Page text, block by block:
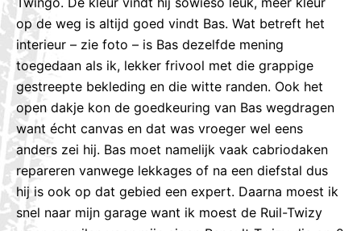
op de weg is altijd goed vindt Bas. Wat betreft het
interieur – zie foto – is Bas dezelfde mening
toegedaan als ik, lekker frivool met die grappige
gestreepte bekleding en die witte randen. Ook het
open dakje kon de goedkeuring van Bas wegdragen
want écht canvas en dat was vroeger wel eens
anders zei hij. Bas moet namelijk vaak cabriodaken
repareren vanwege lekkages of na een diefstal dus
hij is ook op dat gebied een expert. Daarna moest ik
snel naar mijn garage want ik moest de Ruil-Twizy